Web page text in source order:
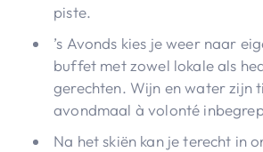
piste.
’s Avonds kies je weer naar
buffet met zowel lokale als
gerechten. Wijn en water zijn
avondmaal à volonté
Na het skiën kan je terecht in